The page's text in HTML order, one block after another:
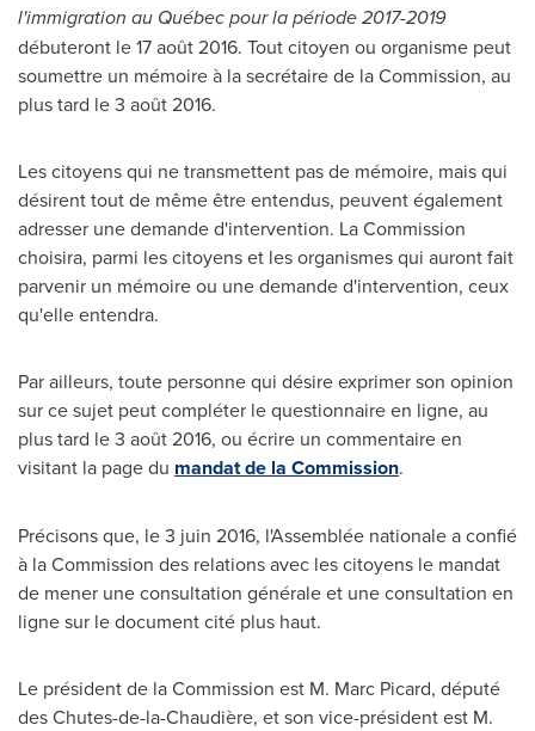
l'immigration au Québec pour la période 2017-2019
débuteront le 17 août 2016. Tout citoyen ou organisme peut
soumettre un mémoire à la secrétaire de la Commission, au
plus tard le 3 août 2016.
Les citoyens qui ne transmettent pas de mémoire, mais qui
désirent tout de même être entendus, peuvent également
adresser une demande d'intervention. La Commission
choisira, parmi les citoyens et les organismes qui auront fait
parvenir un mémoire ou une demande d'intervention, ceux
qu'elle entendra.
Par ailleurs, toute personne qui désire exprimer son opinion
sur ce sujet peut compléter le questionnaire en ligne, au
plus tard le 3 août 2016, ou écrire un commentaire en
visitant la page du mandat de la Commission.
Précisons que, le 3 juin 2016, l'Assemblée nationale a confié
à la Commission des relations avec les citoyens le mandat
de mener une consultation générale et une consultation en
ligne sur le document cité plus haut.
Le président de la Commission est M. Marc Picard, député
des Chutes-de-la-Chaudière, et son vice-président est M.